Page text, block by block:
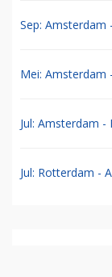
Sep: Amsterdam
Mei: Amsterdam
Jul: Amsterdam -
Jul: Rotterdam -